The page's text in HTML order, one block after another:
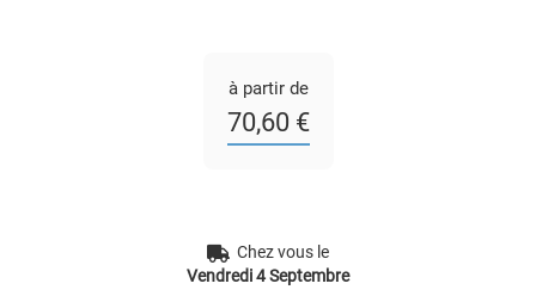
à partir de
70,60 €
Chez vous le
Vendredi 4 Septembre